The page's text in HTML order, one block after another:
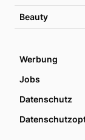
Beauty
Werbung
Jobs
Datenschutz